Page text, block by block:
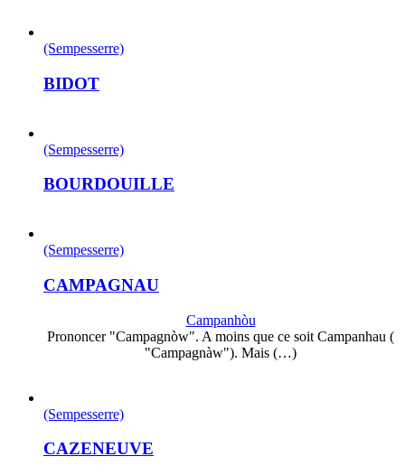
(Sempesserre)
BIDOT
(Sempesserre)
BOURDOUILLE
(Sempesserre)
CAMPAGNAU
Campanhòu
Prononcer "Campagnòw". A moins que ce soit Campanhau (
"Campagnàw"). Mais (…)
(Sempesserre)
CAZENEUVE